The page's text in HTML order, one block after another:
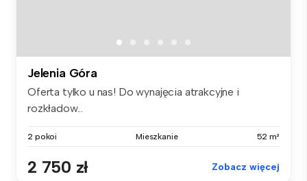
Jelenia Góra
Oferta tylko u nas! Do wynajęcia atrakcyjne i
rozkładow...
2 pokoi Mieszkanie 52 m²
2 750 zł Zobacz więcej